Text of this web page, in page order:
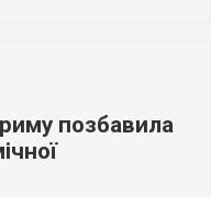
позбавила